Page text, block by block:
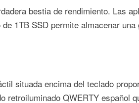
bestia de rendimiento. Las
1TB SSD permite almacenar una
situada encima del teclado
retroiluminado QWERTY español